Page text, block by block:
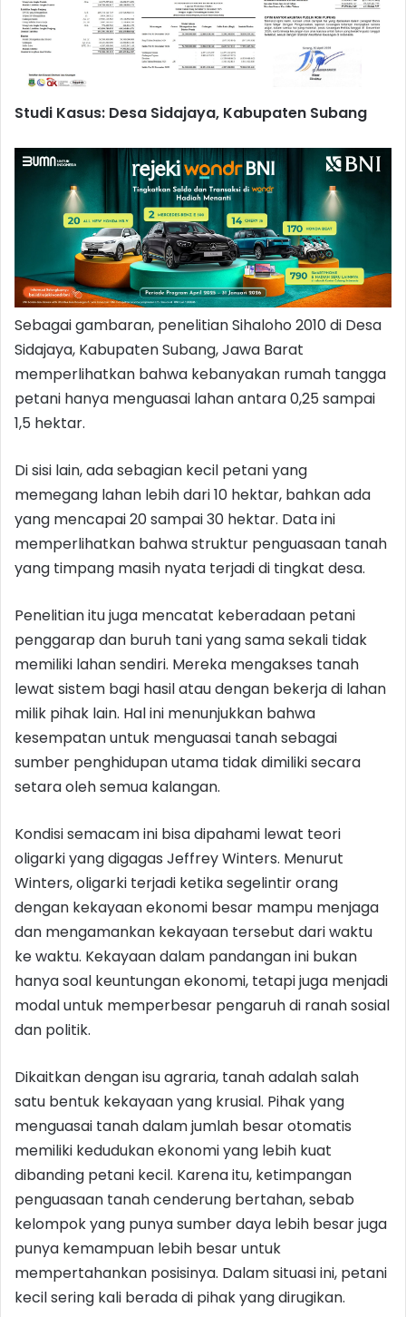
Studi Kasus: Desa Sidajaya, Kabupaten Subang
Sebagai gambaran, penelitian Sihaloho 2010 di Desa
Sidajaya, Kabupaten Subang, Jawa Barat
memperlihatkan bahwa kebanyakan rumah tangga
petani hanya menguasai lahan antara 0,25 sampai
1,5 hektar.
Di sisi lain, ada sebagian kecil petani yang
memegang lahan lebih dari 10 hektar, bahkan ada
yang mencapai 20 sampai 30 hektar. Data ini
memperlihatkan bahwa struktur penguasaan tanah
yang timpang masih nyata terjadi di tingkat desa.
Penelitian itu juga mencatat keberadaan petani
penggarap dan buruh tani yang sama sekali tidak
memiliki lahan sendiri. Mereka mengakses tanah
lewat sistem bagi hasil atau dengan bekerja di lahan
milik pihak lain. Hal ini menunjukkan bahwa
kesempatan untuk menguasai tanah sebagai
sumber penghidupan utama tidak dimiliki secara
setara oleh semua kalangan.
Kondisi semacam ini bisa dipahami lewat teori
oligarki yang digagas Jeffrey Winters. Menurut
Winters, oligarki terjadi ketika segelintir orang
dengan kekayaan ekonomi besar mampu menjaga
dan mengamankan kekayaan tersebut dari waktu
ke waktu. Kekayaan dalam pandangan ini bukan
hanya soal keuntungan ekonomi, tetapi juga menjadi
modal untuk memperbesar pengaruh di ranah sosial
dan politik.
Dikaitkan dengan isu agraria, tanah adalah salah
satu bentuk kekayaan yang krusial. Pihak yang
menguasai tanah dalam jumlah besar otomatis
memiliki kedudukan ekonomi yang lebih kuat
dibanding petani kecil. Karena itu, ketimpangan
penguasaan tanah cenderung bertahan, sebab
kelompok yang punya sumber daya lebih besar juga
punya kemampuan lebih besar untuk
mempertahankan posisinya. Dalam situasi ini, petani
kecil sering kali berada di pihak yang dirugikan.